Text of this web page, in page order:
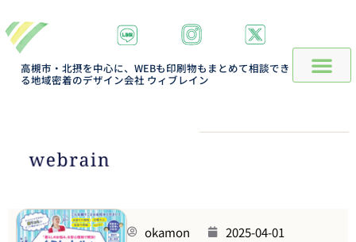
高槻市・北摂を中心に、WEBも印刷物もまとめて相談でき
る地域密着のデザイン会社 ウィブレイン
okamon 2025-04-01